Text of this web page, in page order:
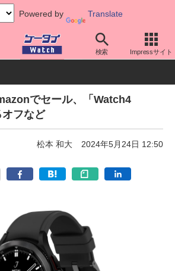
Powered by Translate
検索 Impressサイト
Android Galaxy
でセール、「Watch4
フなど
松本 和大 2024年5月24日 12:50